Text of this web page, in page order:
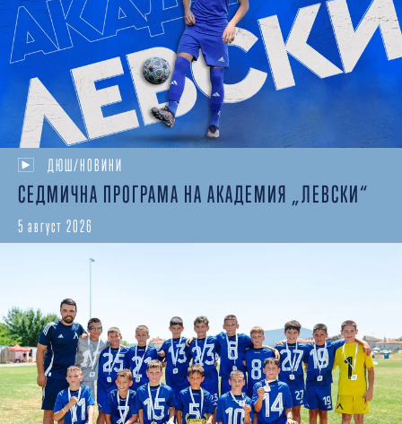
ДЮШ/НОВИНИ
СЕДМИЧНА ПРОГРАМА НА АКАДЕМИЯ „ЛЕВСКИ“
5 август 2026